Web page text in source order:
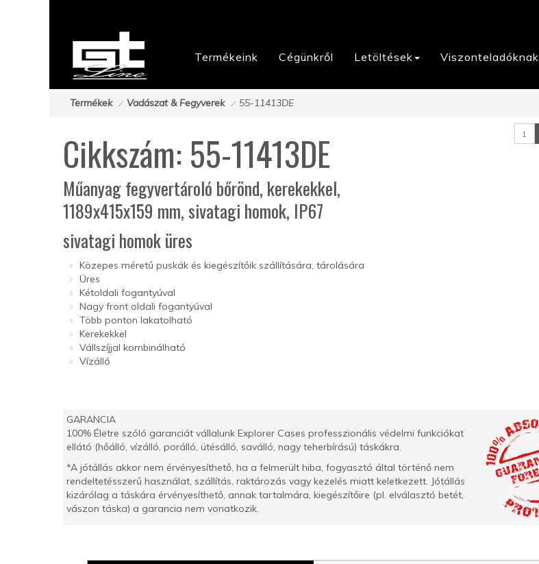
Termékeink Cégünkről Letöltések Viszonteladóknak
Termékek Vadászat & Fegyverek 55-11413DE
Cikkszám: 55-11413DE
Műanyag fegyvertároló bőrönd, kerekekkel,
1189x415x159 mm, sivatagi homok, IP67
sivatagi homok üres
Közepes méretű puskák és kiegészítőik szállítására, tárolására
Üres
Kétoldali fogantyúval
Nagy front oldali fogantyúval
Több ponton lakatolható
Kerekekkel
Vállszíjjal kombinálható
Vízálló
GARANCIA
100% Életre szóló garanciát vállalunk Explorer Cases professzionális védelmi funkciókat
ellátó (hőálló, vízálló, porálló, ütésálló, saválló, nagy teherbírású) táskákra.
*A jótállás akkor nem érvényesíthető, ha a felmerült hiba, fogyasztó által történő nem
rendeltetésszerű használat, szállítás, raktározás vagy kezelés miatt keletkezett. Jótállás
kizárólag a táskára érvényesíthető, annak tartalmára, kiegészítőire (pl. elválasztó betét,
vászon táska) a garancia nem vonatkozik.